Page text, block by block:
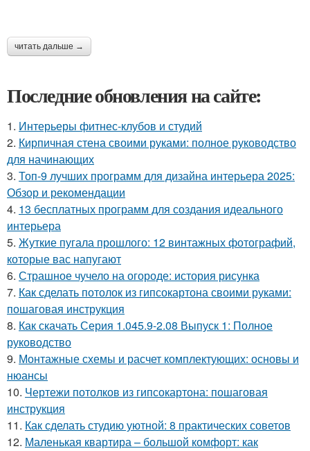
читать дальше →
Последние обновления на сайте:
1. Интерьеры фитнес-клубов и студий
2. Кирпичная стена своими руками: полное руководство
для начинающих
3. Топ-9 лучших программ для дизайна интерьера 2025:
Обзор и рекомендации
4. 13 бесплатных программ для создания идеального
интерьера
5. Жуткие пугала прошлого: 12 винтажных фотографий,
которые вас напугают
6. Страшное чучело на огороде: история рисунка
7. Как сделать потолок из гипсокартона своими руками:
пошаговая инструкция
8. Как скачать Серия 1.045.9-2.08 Выпуск 1: Полное
руководство
9. Монтажные схемы и расчет комплектующих: основы и
нюансы
10. Чертежи потолков из гипсокартона: пошаговая
инструкция
11. Как сделать студию уютной: 8 практических советов
12. Маленькая квартира – большой комфорт: как